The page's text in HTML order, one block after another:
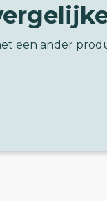
een ander